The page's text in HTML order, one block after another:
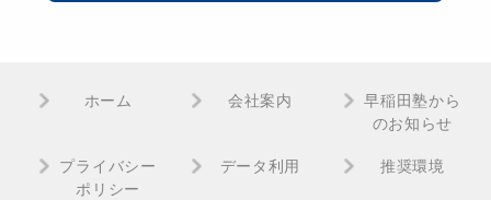
ホーム 会社案内
早稲田塾から
のお知らせ
プライバシー
ポリシー
データ利用 推奨環境